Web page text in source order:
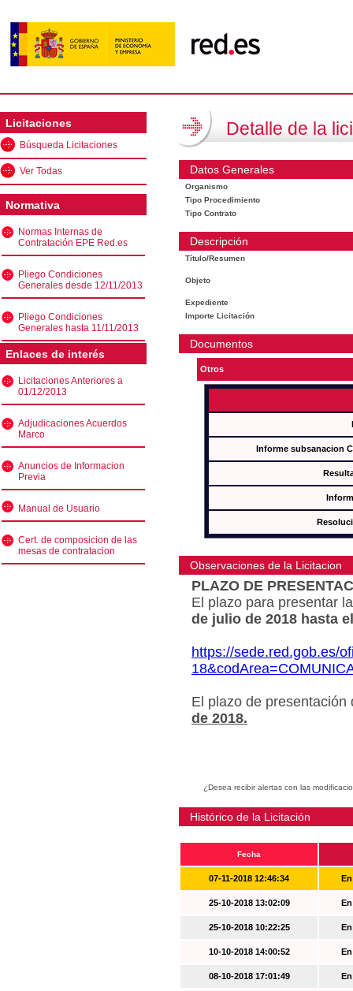
Licitaciones
Búsqueda Licitaciones
Ver Todas
Normativa
Normas Internas de
Contratación EPE Red.es
Pliego Condiciones
Generales desde 12/11/2013
Pliego Condiciones
Generales hasta 11/11/2013
Enlaces de interés
Licitaciones Anteriores a
01/12/2013
Adjudicaciones Acuerdos
Marco
Anuncios de Informacion
Previa
Manual de Usuario
Cert. de composicion de las
mesas de contratacion
Detalle de la
Datos Generales
Organismo
Tipo Procedimiento
Tipo Contrato
Descripción
Título/Resumen
Objeto
Expediente
Importe Licitación
Documentos
Otros
Informe subsanacion
Observaciones de la Licitacion
PLAZO DE
El plazo para presentar
de julio de 2018 hasta
https://sede.red.gob.es/
El plazo de
de 2018.
¿Desea recibir alertas con las
Histórico de la Licitación
Fecha
07-11-2018 12:46:34
25-10-2018 13:02:09
25-10-2018 10:22:25
10-10-2018 14:00:52
08-10-2018 17:01:49